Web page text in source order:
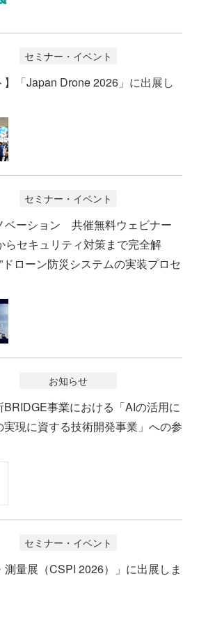
セミナー・イベント
】「Japan Drone 2026」に出展し
セミナー・イベント
ベーション 共催無料ウェビナー
らセキュリティ対策まで完全解
ドローン防災システムの実装プロセ
お知らせ
事業における「AIの活用に
現に資する技術開発事業」への参
セミナー・イベント
測量展（CSPI 2026）」に出展しま